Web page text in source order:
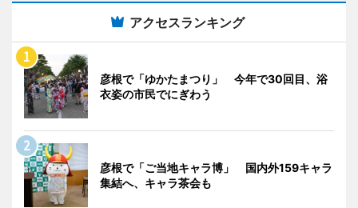
アクセスランキング
彦根で「ゆかたまつり」 今年で30回目、浴
衣姿の市民でにぎわう
彦根で「ご当地キャラ博」 国内外159キャラ
集結へ、キャラ茶会も